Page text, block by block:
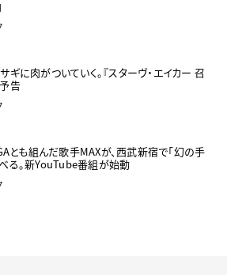
ギに肉がついていく。『スターヴ・エイカー 召
告
とも組んだ歌手MAXが、西武新宿で「幻の手
る。新YouTube番組が始動